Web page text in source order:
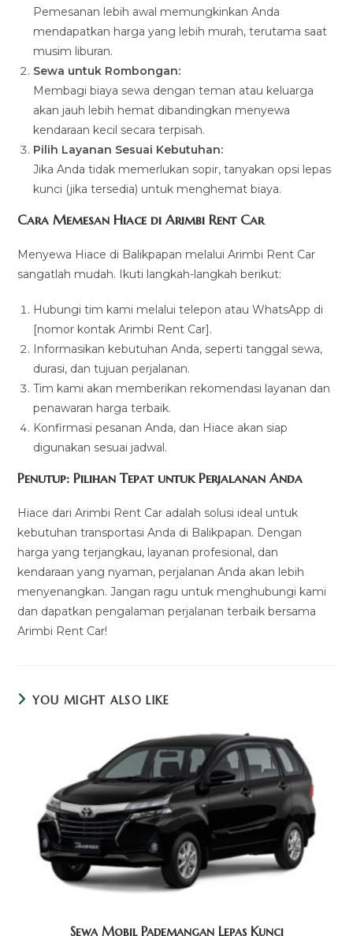
Pemesanan lebih awal memungkinkan Anda
mendapatkan harga yang lebih murah, terutama saat
musim liburan.
Sewa untuk Rombongan:
Membagi biaya sewa dengan teman atau keluarga
akan jauh lebih hemat dibandingkan menyewa
kendaraan kecil secara terpisah.
Pilih Layanan Sesuai Kebutuhan:
Jika Anda tidak memerlukan sopir, tanyakan opsi lepas
kunci (jika tersedia) untuk menghemat biaya.
Cara Memesan Hiace di Arimbi Rent Car
Menyewa Hiace di Balikpapan melalui Arimbi Rent Car
sangatlah mudah. Ikuti langkah-langkah berikut:
Hubungi tim kami melalui telepon atau WhatsApp di
[nomor kontak Arimbi Rent Car].
Informasikan kebutuhan Anda, seperti tanggal sewa,
durasi, dan tujuan perjalanan.
Tim kami akan memberikan rekomendasi layanan dan
penawaran harga terbaik.
Konfirmasi pesanan Anda, dan Hiace akan siap
digunakan sesuai jadwal.
Penutup: Pilihan Tepat untuk Perjalanan Anda
Hiace dari Arimbi Rent Car adalah solusi ideal untuk
kebutuhan transportasi Anda di Balikpapan. Dengan
harga yang terjangkau, layanan profesional, dan
kendaraan yang nyaman, perjalanan Anda akan lebih
menyenangkan. Jangan ragu untuk menghubungi kami
dan dapatkan pengalaman perjalanan terbaik bersama
Arimbi Rent Car!
YOU MIGHT ALSO LIKE
Sewa Mobil Pademangan Lepas Kunci